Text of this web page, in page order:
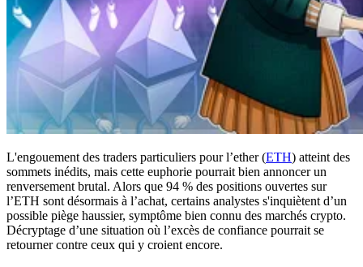
L'engouement des traders particuliers pour l’ether (ETH) atteint des
sommets inédits, mais cette euphorie pourrait bien annoncer un
renversement brutal. Alors que 94 % des positions ouvertes sur
l’ETH sont désormais à l’achat, certains analystes s'inquiètent d’un
possible piège haussier, symptôme bien connu des marchés crypto.
Décryptage d’une situation où l’excès de confiance pourrait se
retourner contre ceux qui y croient encore.